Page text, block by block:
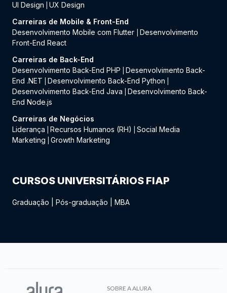
UI Design
UX Design
Carreiras de Mobile & Front-End
Desenvolvimento Mobile com Flutter
Desenvolvimento
Front-End React
Carreiras de Back-End
Desenvolvimento Back-End PHP
Desenvolvimento Back-
End .NET
Desenvolvimento Back-End Python
Desenvolvimento Back-End Java
Desenvolvimento Back-
End Node.js
Carreiras de Negócios
Liderança
Recursos Humanos (RH)
Social Media
Marketing
Growth Marketing
CURSOS UNIVERSITÁRIOS FIAP
Graduação Pós-graduação MBA
SOBRE A ALURA